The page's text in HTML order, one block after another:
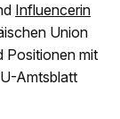
Influencerin
Union
Positionen mit
Amtsblatt